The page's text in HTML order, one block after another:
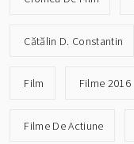
Cătălin D. Constantin
Film Filme 2016
Filme De Actiune